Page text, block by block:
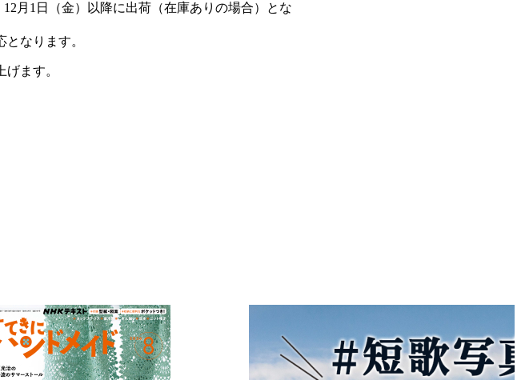
12月1日（金）以降に出荷 （在庫ありの場合）とな
なります。
ます。